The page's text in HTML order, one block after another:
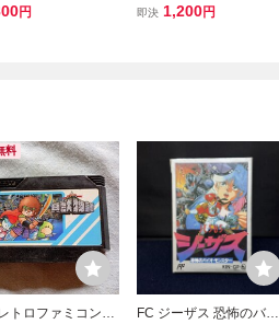
説明書付属
円
スタリオン 箱・説明書付
即決 1,200円
料
トロファミコンソ
FC ジーザス 恐怖のバイ